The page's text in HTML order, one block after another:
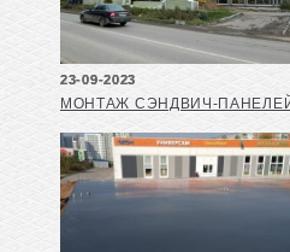
23-09-2023
МОНТАЖ СЭНДВИЧ-